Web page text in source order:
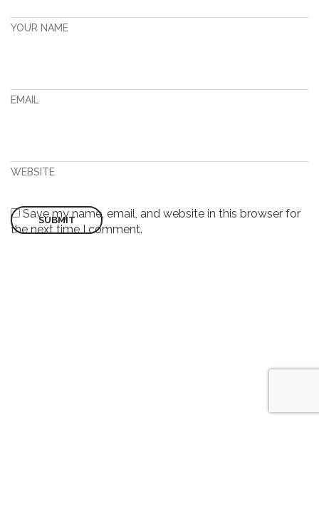
YOUR NAME
EMAIL
WEBSITE
Save my name, email, and website in this browser for
the next time I comment.